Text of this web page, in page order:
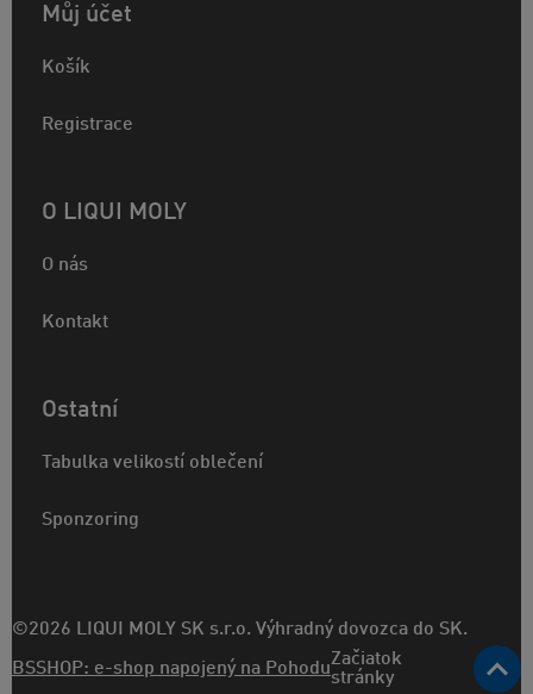
Můj účet
Košík
Registrace
O LIQUI MOLY
O nás
Kontakt
Ostatní
Tabulka velikostí oblečení
Sponzoring
©2026 LIQUI MOLY SK s.r.o. Výhradný dovozca do SK.
BSSHOP: e-shop napojený na PohoduZačiatok
stránky